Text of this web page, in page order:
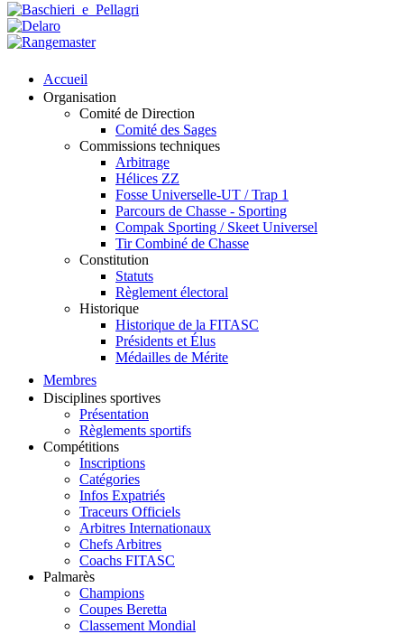
Accueil
Organisation
Comité de Direction
Comité des Sages
Commissions techniques
Arbitrage
Hélices ZZ
Fosse Universelle-UT / Trap 1
Parcours de Chasse - Sporting
Compak Sporting / Skeet Universel
Tir Combiné de Chasse
Constitution
Statuts
Règlement électoral
Historique
Historique de la FITASC
Présidents et Élus
Médailles de Mérite
Membres
Disciplines sportives
Présentation
Règlements sportifs
Compétitions
Inscriptions
Catégories
Infos Expatriés
Traceurs Officiels
Arbitres Internationaux
Chefs Arbitres
Coachs FITASC
Palmarès
Champions
Coupes Beretta
Classement Mondial